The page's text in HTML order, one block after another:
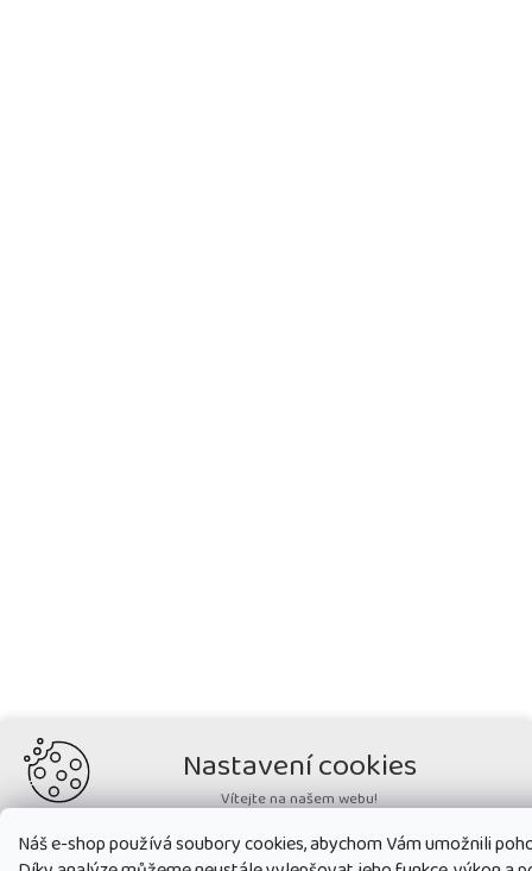
Náš e-shop používá soubory cookies, abychom Vám umožnili
Nastavení cookies
Vítejte na našem webu!
Potřebujeme nastavit cookies a související technologie, aby
zobrazovaný obsah odpovídal vašim potřebám a vy na webu nalezli